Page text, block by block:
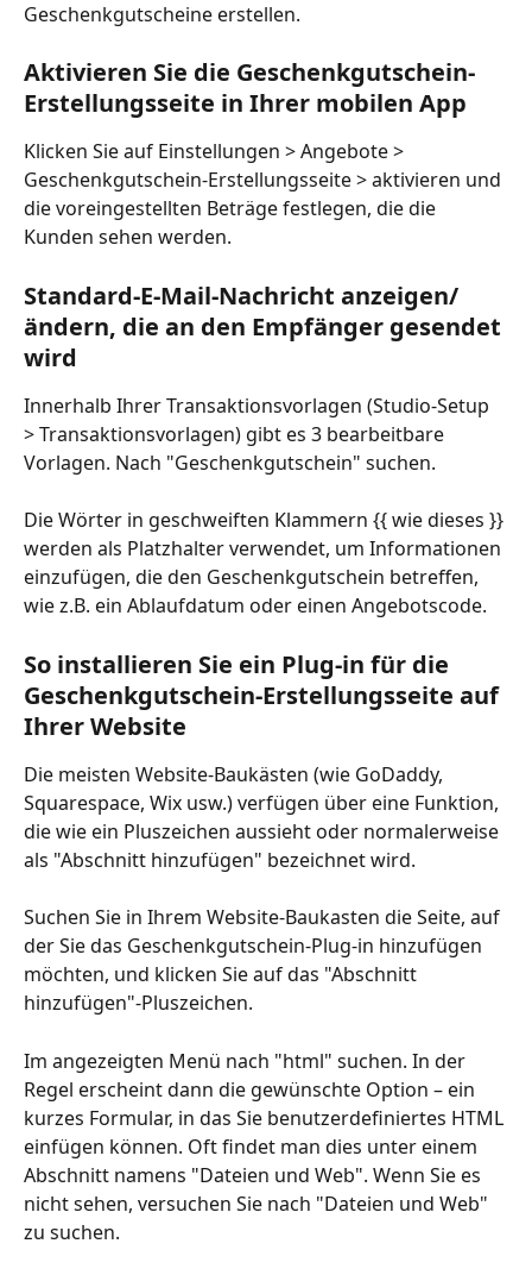
Geschenkgutscheine erstellen.
Aktivieren Sie die Geschenkgutschein-
Erstellungsseite in Ihrer mobilen App
Klicken Sie auf Einstellungen > Angebote >
Geschenkgutschein-Erstellungsseite > aktivieren und
die voreingestellten Beträge festlegen, die die
Kunden sehen werden.
Standard-E-Mail-Nachricht anzeigen/
ändern, die an den Empfänger gesendet
wird
Innerhalb Ihrer Transaktionsvorlagen (Studio-Setup
> Transaktionsvorlagen) gibt es 3 bearbeitbare
Vorlagen. Nach "Geschenkgutschein" suchen.
Die Wörter in geschweiften Klammern {{ wie dieses }}
werden als Platzhalter verwendet, um Informationen
einzufügen, die den Geschenkgutschein betreffen,
wie z.B. ein Ablaufdatum oder einen Angebotscode.
So installieren Sie ein Plug-in für die
Geschenkgutschein-Erstellungsseite auf
Ihrer Website
Die meisten Website-Baukästen (wie GoDaddy,
Squarespace, Wix usw.) verfügen über eine Funktion,
die wie ein Pluszeichen aussieht oder normalerweise
als "Abschnitt hinzufügen" bezeichnet wird.
Suchen Sie in Ihrem Website-Baukasten die Seite, auf
der Sie das Geschenkgutschein-Plug-in hinzufügen
möchten, und klicken Sie auf das "Abschnitt
hinzufügen"-Pluszeichen.
Im angezeigten Menü nach "html" suchen. In der
Regel erscheint dann die gewünschte Option – ein
kurzes Formular, in das Sie benutzerdefiniertes HTML
einfügen können. Oft findet man dies unter einem
Abschnitt namens "Dateien und Web". Wenn Sie es
nicht sehen, versuchen Sie nach "Dateien und Web"
zu suchen.